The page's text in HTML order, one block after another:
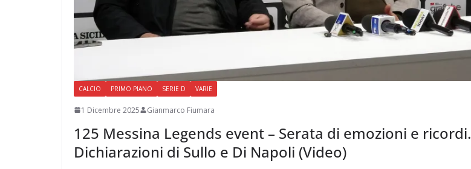
CALCIO PRIMO PIANO SERIE D VARIE
1 Dicembre 2025 Gianmarco Fiumara
125 Messina Legends event – Serata di emozioni e ricordi.
Dichiarazioni di Sullo e Di Napoli (Video)